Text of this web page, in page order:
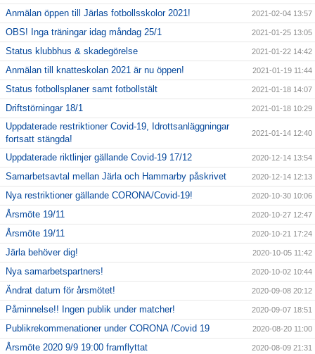
Anmälan öppen till Järlas fotbollsskolor 2021! 2021-02-04 13:57
OBS! Inga träningar idag måndag 25/1 2021-01-25 13:05
Status klubbhus & skadegörelse 2021-01-22 14:42
Anmälan till knatteskolan 2021 är nu öppen! 2021-01-19 11:44
Status fotbollsplaner samt fotbollstält 2021-01-18 14:07
Driftstörningar 18/1 2021-01-18 10:29
Uppdaterade restriktioner Covid-19, Idrottsanläggningar
fortsatt stängda!
2021-01-14 12:40
Uppdaterade riktlinjer gällande Covid-19 17/12 2020-12-14 13:54
Samarbetsavtal mellan Järla och Hammarby påskrivet 2020-12-14 12:13
Nya restriktioner gällande CORONA/Covid-19! 2020-10-30 10:06
Årsmöte 19/11 2020-10-27 12:47
Årsmöte 19/11 2020-10-21 17:24
Järla behöver dig! 2020-10-05 11:42
Nya samarbetspartners! 2020-10-02 10:44
Ändrat datum för årsmötet! 2020-09-08 20:12
Påminnelse!! Ingen publik under matcher! 2020-09-07 18:51
Publikrekommenationer under CORONA /Covid 19 2020-08-20 11:00
Årsmöte 2020 9/9 19:00 framflyttat 2020-08-09 21:31